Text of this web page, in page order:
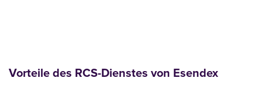
Vorteile des RCS-Dienstes von Esendex